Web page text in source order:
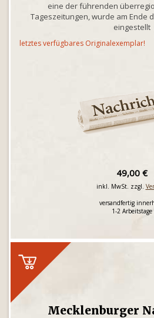
eine der führenden
Tageszeitungen, wurde am Ende
eingestellt
letztes verfügbares Originalexemplar!
49,00 €
inkl. MwSt. zzgl.
versandfertig
1-2 Arbeitstage
Mecklenburger